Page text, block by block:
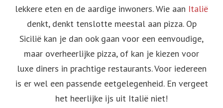
lekkere eten en de aardige inwoners. Wie aan Italië
denkt, denkt tenslotte meestal aan pizza. Op
Sicilië kan je dan ook gaan voor een eenvoudige,
maar overheerlijke pizza, of kan je kiezen voor
luxe diners in prachtige restaurants. Voor iedereen
is er wel een passende eetgelegenheid. En vergeet
het heerlijke ijs uit Italië niet!